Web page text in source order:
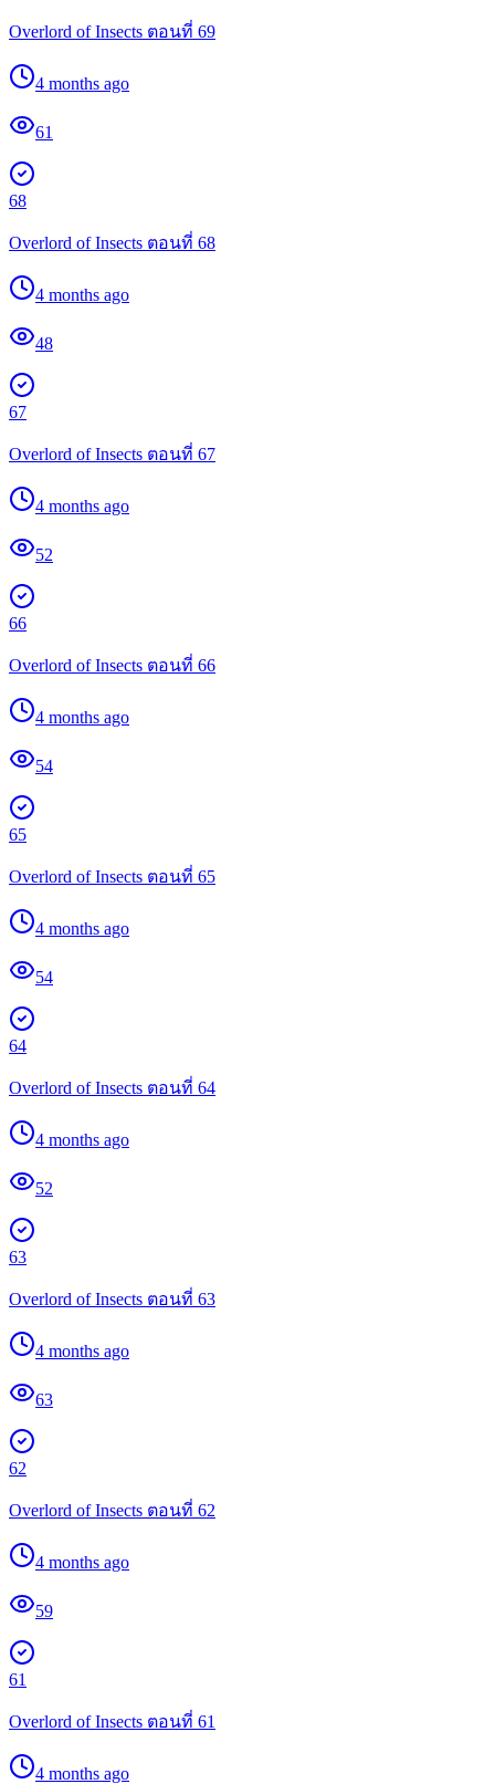
Overlord of Insects ตอนที่ 69
4 months ago
61
68
Overlord of Insects ตอนที่ 68
4 months ago
48
67
Overlord of Insects ตอนที่ 67
4 months ago
52
66
Overlord of Insects ตอนที่ 66
4 months ago
54
65
Overlord of Insects ตอนที่ 65
4 months ago
54
64
Overlord of Insects ตอนที่ 64
4 months ago
52
63
Overlord of Insects ตอนที่ 63
4 months ago
63
62
Overlord of Insects ตอนที่ 62
4 months ago
59
61
Overlord of Insects ตอนที่ 61
4 months ago